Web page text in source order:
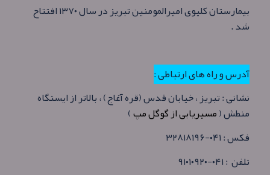
بیمارستان کلیوی امیرالمومنین تبریز در سال ۱۳۷۰ افتتاح
شد .
آدرس و راه های ارتباطی :
نشانی : تبریز ، خیابان قدس (قره آغاج) ، بالاتر از ایستگاه
منطش (مسیریابی از گوگل مپ)
فکس : ۰۴۱-۳۲۸۱۸۱۹۶
تلفن : ۰۴۱-۹۱۰۱۰۹۲۰